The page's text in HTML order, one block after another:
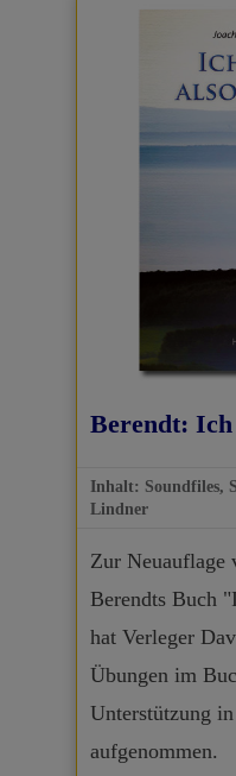
Berendt:
Inhalt: Soundfiles,
Lindner
Zur Neuauflage
Berendts Buch
hat Verleger
Übungen im
Unterstützung
aufgenommen.